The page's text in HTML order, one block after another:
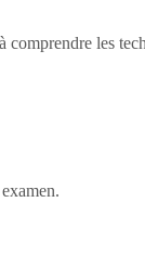
comprendre les